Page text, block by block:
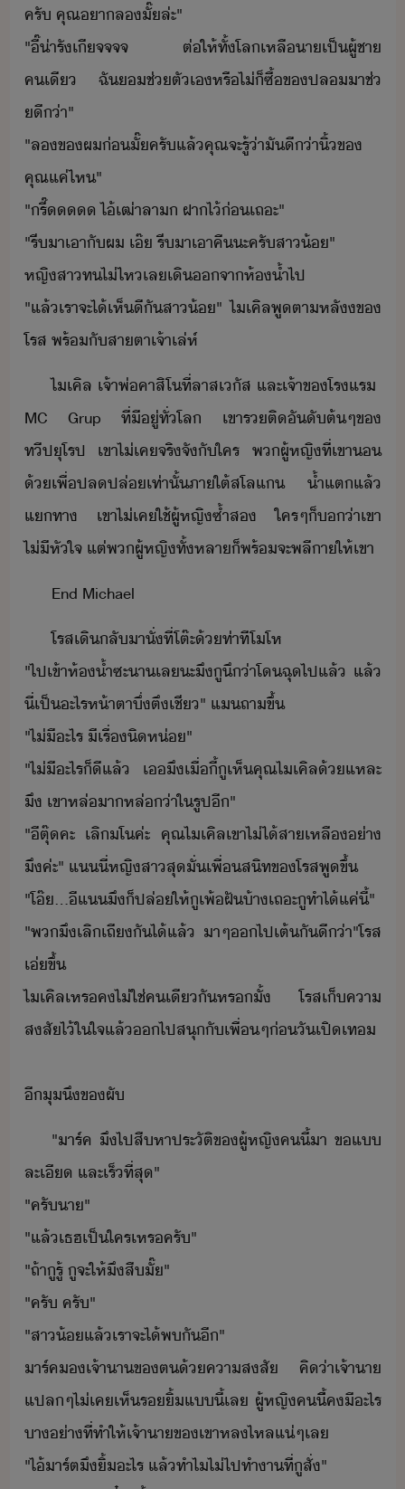
ครั​ ​คุณ​า​ลั​๊​ล​่ะ​"​
​"​ี๊​่ารัเีจจจจ​ ​ต่ให้​ทั้โล​เหลื​า​เป็​ผู้ชา​
คเี​ ​ฉั​​ช่ตัเ​หรืไ่็​ซื้ข​ปล​าช​่​
ี​่า​"​
​"​ลข​ผ​่ั​๊​ครั​แล้​คุณ​จะ​รู้​่า​ั​ี่า​ิ้​ข​
คุณ​แค่ไห​"​
​"​รี๊​ ​ไ้​เฒ่า​ลา​ ​ฝาไ้่​เถะ​"​
​"​รี​า​เา​ั​ผ​ ​เ๊​ ​รี​า​เาคื​ะ​ครั​สา้​"​
​หญิสา​ทไ่ไห​เล​เิ​จา​ห้้ำ​ไป​
​"​แล้​เรา​จะ​ไ้​เห็ี​ั​สา้​"​ ​ไเคิล​พูตา​หลั​ข​
โรส​ ​พร้ั​สาตา​เจ้าเล่ห์​
ไเคิล​ ​เจ้าพ่​คาสิโ​ที่​ลาส​เัส​ ​และ​เจ้าข​โรแร​ ​
MC​ ​Grup​ ​ที่​ีู่​ทั่โล​ ​เขา​ร​ติัั​ต้ๆ​ข​
ทีปุโรป​ ​เขา​ไ่เค​จริจั​ั​ใคร​ ​พ​ผู้หญิ​ที่​เขา​​
้​เพื่​ปลปล่​เท่าั้​ภาใต้​สโลแ​ ​้ำ​แต​แล้​
แทา​ ​เขา​ไ่เค​ใช้​ผู้หญิ​ซ้ำส​ ​ใครๆ​็​่า​เขา​
ไ่ีหั​ใจ​ ​แต่​พ​ผู้หญิ​ทั้หลา​็​พร้​จะ​พลี​า​ให้​เขา
End​ ​Michael
โรส​เิ​ลัา​ั่​ที่​โต๊ะ​้​ท่าที​โโห​
​"​ไป​เข้า​ห้้ำ​ซะ​า​เล​ะ​ึ​ูึ​่า​โ​ฉุ​ไป​แล้​ ​แล้​
ี่​เป็​ะไร​ห้าตา​ึ่​ตึ​เชี​"​ ​แ​ถา​ขึ้​
​"​ไ่ี​ะไร​ ​ีเรื่​ิห่​"​
​"​ไ่ี​ะไร​็ี​แล้​ ​เ​ึ​เื่ี้​ู​เห็​คุณ​ไเคิล​้​แหละ​
ึ​ ​เขา​หล่​า​หล่​่า​ใ​รูป​ี​"​ ​
​"​ี​ตุ๊​คะ​ ​เลิ​โ​ค่ะ​ ​คุณ​ไเคิล​เขา​ไ่ไ้​สา​เหลื​่า​
ึ​ค่ะ​"​ ​แ​ี่​หญิสา​สุ​ั่​เพื่สิท​ข​โรส​พู​ขึ้​
​"​โ๊​...​ี​แ​ึ​็​ปล่​ให้​ู​เพ้ฝั​้า​เถะ​ู​ทำไ้​แค่ี้​"​
​"​พ​ึ​เลิ​เถี​ัไ​้​แล้​ ​า​ๆ​​ไป​เต้​ั​ี่า​"​โรส​
เ่​ขึ้​
​ไเคิล​เหร​ค​ไ่ใช่​คเี​ั​หร​ั้​ ​โรส​เ็คา​
สสั​ไ้​ใ​ใจ​แล้​​ไป​สุ​ั​เพื่​ๆ​่​ั​เปิเท​ ​
​ี​ุ​ึ​ข​ผั
"​าร์ค​ ​ึ​ไป​สืหา​ประัติ​ข​ผู้หญิ​ค​ี้​า​ ​ข​แ​
ละเี​ ​และ​เร็​ที่สุ​"​
​"​ครั​า​"​
​"​แล้เธฮ​เป็​ใคร​เหร​ครั​"​
​"​ถ้า​ูรู​้​ ​ู​จะ​ให้​ึ​สืั​๊​"​
​"​ครั​ ​ครั​"​
​"​สา้​แล้​เรา​จะ​ไ้​พั​ี​"​
​าร์ค​​เจ้า​า​ข​ต​้​คาสสั​ ​คิ​่า​เจ้าา​
แปล​ๆ​ไ่เค​เห็​ริ้​แี้​เล​ ​ผู้หญิ​ค​ีี​้​คี​ะไร​
า่า​ที่​ทำให้​เจ้าา​ข​เขา​หลไหล​แ่ๆ​เล​
​"​ไ้​าร์ต​ึ​ิ้​ะไร​ ​แล้​ทำไ​ไ่​ไป​ทำา​ที่​ู​สั่​"​